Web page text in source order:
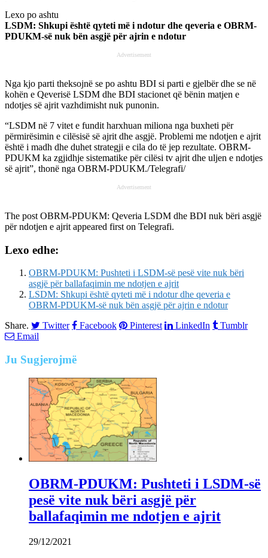
Lexo po ashtu
LSDM: Shkupi është qyteti më i ndotur dhe qeveria e OBRM-
PDUKM-së nuk bën asgjë për ajrin e ndotur
Advertisement
Nga kjo parti theksojnë se po ashtu BDI si parti e gjelbër dhe se në
kohën e Qeverisë LSDM dhe BDI stacionet që bënin matjen e
ndotjes së ajrit vazhdimisht nuk punonin.
“LSDM në 7 vitet e fundit harxhuan miliona nga buxheti për
përmirësimin e cilësisë së ajrit dhe asgjë. Problemi me ndotjen e ajrit
është i madh dhe duhet strategji e cila do të jep rezultate. OBRM-
PDUKM ka zgjidhje sistematike për cilësi tv ajrit dhe uljen e ndotjes
së ajrit”, thonë nga OBRM-PDUKM./Telegrafi/
Advertisement
The post OBRM-PDUKM: Qeveria LSDM dhe BDI nuk bëri asgjë
për ndotjen e ajrit appeared first on Telegrafi.
Lexo edhe:
OBRM-PDUKM: Pushteti i LSDM-së pesë vite nuk bëri
asgjë për ballafaqimin me ndotjen e ajrit
LSDM: Shkupi është qyteti më i ndotur dhe qeveria e
OBRM-PDUKM-së nuk bën asgjë për ajrin e ndotur
Share.
Twitter Facebook Pinterest LinkedIn
Tumblr
Email
Ju Sugjerojmë
OBRM-PDUKM: Pushteti i LSDM-së
pesë vite nuk bëri asgjë për
ballafaqimin me ndotjen e ajrit
29/12/2021